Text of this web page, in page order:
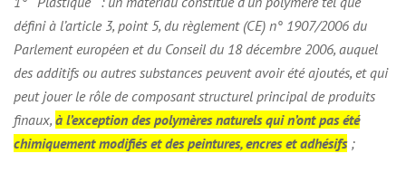
défini à l’article 3, point 5, du règlement (CE) n° 1907/2006 du
Parlement européen et du Conseil du 18 décembre 2006, auquel
des additifs ou autres substances peuvent avoir été ajoutés, et qui
peut jouer le rôle de composant structurel principal de produits
finaux, à l’exception des polymères naturels qui n’ont pas été
chimiquement modifiés et des peintures, encres et adhésifs;